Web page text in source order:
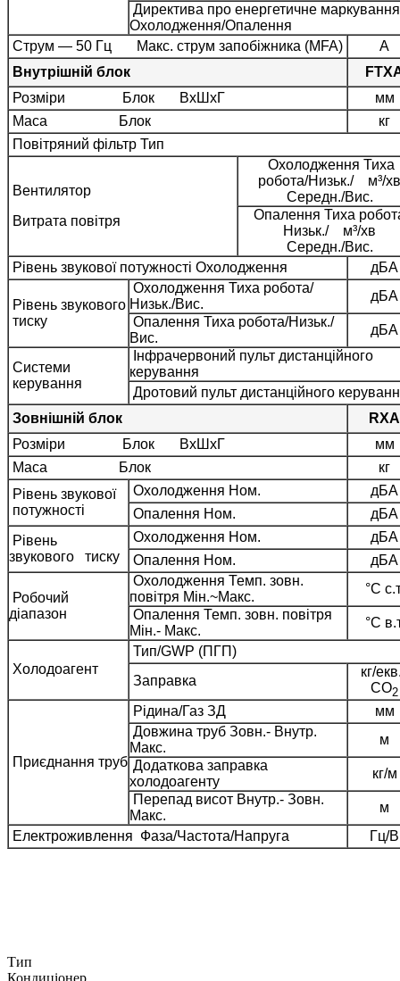
Директива про енергетичне маркування
Охолодження/Опалення
Струм — 50 Гц Макс. струм запобіжника (MFA)
A
Внутрішній блок
Розміри Блок ВхШхГ
мм
Маса Блок
кг
Повітряний фільтр Тип
Вентилятор
Витрата повітря
Охолодження Тиха
робота/Низьк./ м³/хв
Середн./Вис.
Опалення Тиха
Низьк./ м³/хв
Середн./Вис.
Рівень звукової потужності Охолодження
дБA
Рівень звукового
тиску
Охолодження Тиха робота/
Низьк./Вис.
дБA
Опалення Тиха робота/Низьк./
Вис.
дБA
Системи
керування
Інфрачервоний пульт дистанційного
керування
Дротовий пульт дистанційного
Зовнішній блок
RXA
Розміри Блок ВхШхГ
мм
Маса Блок
кг
Рівень звукової
потужності
Охолодження Ном.
дБA
Опалення Ном.
дБA
Рівень
звукового тиску
Охолодження Ном.
дБA
Опалення Ном.
дБA
Робочий
діапазон
Охолодження Темп. зовн.
повітря Мін.~Макс.
°C
Опалення Темп. зовн. повітря
Mін.- Maкс.
°C
Холодоагент
Тип/GWP (ПГП)
Заправка
кг/
СО2
Приєднання труб
Рідина/Газ ЗД
мм
Довжина труб Зовн.- Внутр.
Макс.
м
Додаткова заправка
холодоагенту
кг/м
Перепад висот Внутр.- Зовн.
Макс.
м
Електроживлення Фаза/Частота/Напруга
Гц/В
Тип
Кондиціонер